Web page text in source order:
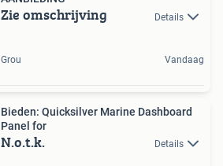
Zie omschrijving Details
Grou Vandaag
Bieden: Quicksilver Marine Dashboard
Panel for
N.o.t.k. Details